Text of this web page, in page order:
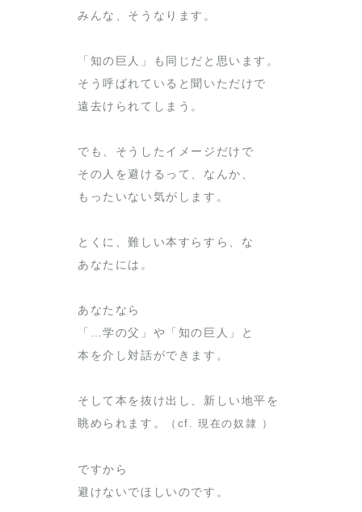
みんな、そうなります。
「知の巨人」も同じだと思います。
そう呼ばれていると聞いただけで
遠去けられてしまう。
でも、そうしたイメージだけで
その人を避けるって、なんか、
もったいない気がします。
とくに、難しい本すらすら、な
あなたには。
あなたなら
「…学の父」や「知の巨人」と
本を介し対話ができます。
そして本を抜け出し、新しい地平を
眺められます。
（cf. 現在の奴隷 ）
ですから
避けないでほしいのです。